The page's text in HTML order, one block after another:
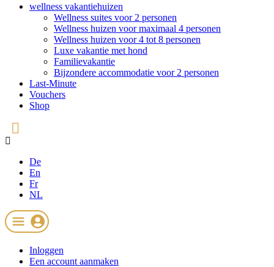
wellness vakantiehuizen
Wellness suites voor 2 personen
Wellness huizen voor maximaal 4 personen
Wellness huizen voor 4 tot 8 personen
Luxe vakantie met hond
Familievakantie
Bijzondere accommodatie voor 2 personen
Last-Minute
Vouchers
Shop
De
En
Fr
NL
Inloggen
Een account aanmaken